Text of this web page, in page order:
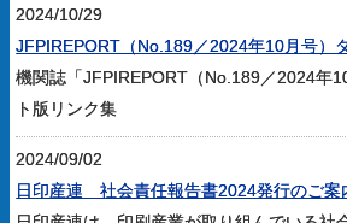
2024/10/29
JFPIREPORT（No.189／2024年10月号）
機関誌「JFPIREPORT（No.189／2024年
ト版リンク集
2024/09/02
日印産連 社会責任報告書2024発行のご案